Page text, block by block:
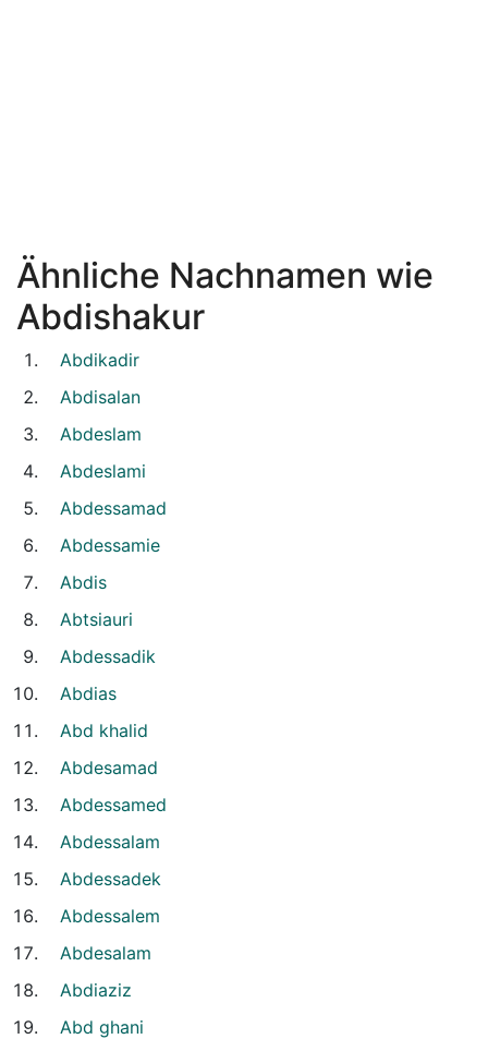
Ähnliche Nachnamen wie
Abdishakur
Abdikadir
Abdisalan
Abdeslam
Abdeslami
Abdessamad
Abdessamie
Abdis
Abtsiauri
Abdessadik
Abdias
Abd khalid
Abdesamad
Abdessamed
Abdessalam
Abdessadek
Abdessalem
Abdesalam
Abdiaziz
Abd ghani